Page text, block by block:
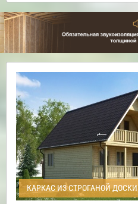
КАРКАС ИЗ СТРОГАНОЙ ДОСКИ